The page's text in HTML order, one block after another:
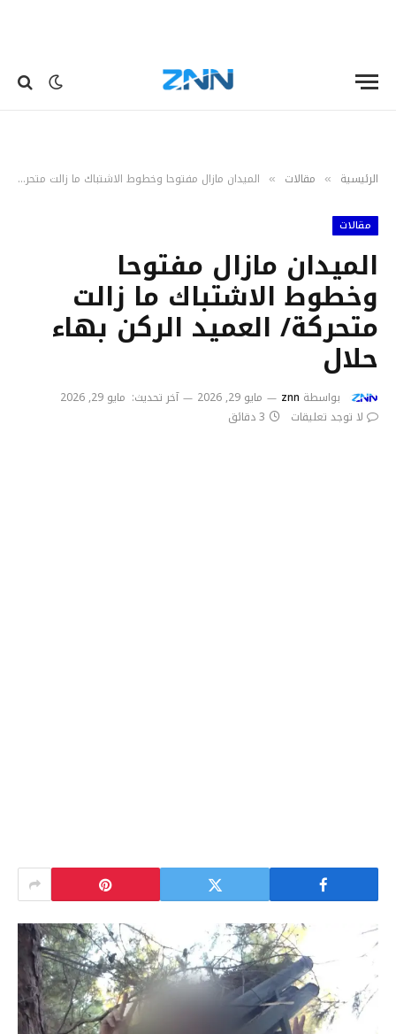
الرئيسية » مقالات » الميدان مازال مفتوحا وخطوط الاشتباك ما زالت متحركة/ العميد الركن بهاء حلال
مقالات
الميدان مازال مفتوحا
وخطوط الاشتباك ما زالت
متحركة/ العميد الركن بهاء
حلال
بواسطة znn مايو 29, 2026 آخر تحديث: مايو 29, 2026
لا توجد تعليقات
3 دقائق